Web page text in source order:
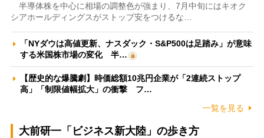
半導体株を中心に相場の調整色が強まり、7月中旬にはキオク
シアホールディングスがストップ安をつけるな…
「NYダウは高値更新、ナスダック・S&P500は足踏み」が意味
する米国株市場の変化 半…
【歴史的な爆騰劇】時価総額10兆円企業が「2連続ストップ
高」「制限値幅拡大」の衝撃 フ…
一覧を見る
大前研一「ビジネス新大陸」の歩き方